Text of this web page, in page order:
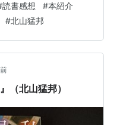
ズ (講談社文庫) 作
集められた名探偵た
いく中で明かされる
足を踏み入れた途端、
『鏡の国のアリ
読書感想 #本紹介
#北山猛邦
（北山猛邦）